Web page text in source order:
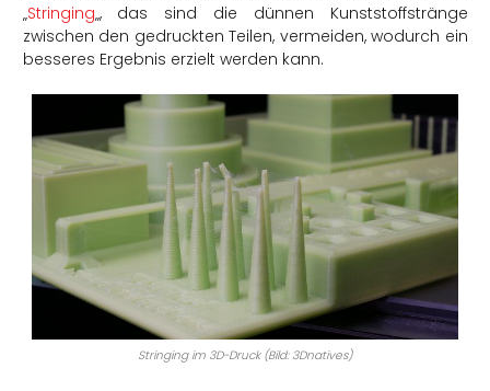
„Stringing„, das sind die dünnen Kunststoffstränge
zwischen den gedruckten Teilen, vermeiden, wodurch ein
besseres Ergebnis erzielt werden kann.
Stringing im 3D-Druck (Bild: 3Dnatives)